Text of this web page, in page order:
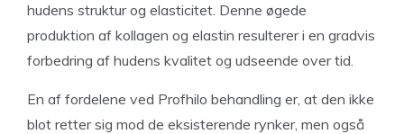
hudens struktur og elasticitet. Denne øgede
produktion af kollagen og elastin resulterer i en gradvis
forbedring af hudens kvalitet og udseende over tid.
En af fordelene ved Profhilo behandling er, at den ikke
blot retter sig mod de eksisterende rynker, men også